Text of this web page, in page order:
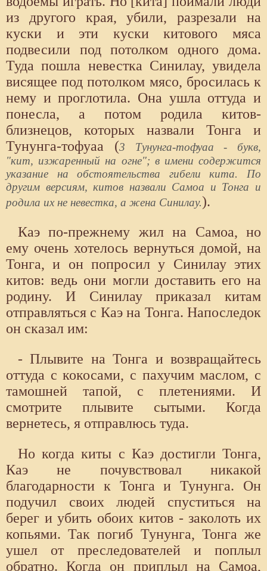
из другого края, убили, разрезали на
куски и эти куски китового мяса
подвесили под потолком одного дома.
Туда пошла невестка Синилау, увидела
висящее под потолком мясо, бросилась к
нему и проглотила. Она ушла оттуда и
понесла, а потом родила китов-
близнецов, которых назвали Тонга и
Тунунга-тофуаа (3 Тунунга-тофуаа - букв,
"кит, изжаренный на огне"; в имени содержится
указание на обстоятельства гибели кита. По
другим версиям, китов назвали Самоа и Тонга и
родила их не невестка, а жена Синилау.).
Каэ по-прежнему жил на Самоа, но
ему очень хотелось вернуться домой, на
Тонга, и он попросил у Синилау этих
китов: ведь они могли доставить его на
родину. И Синилау приказал китам
отправляться с Каэ на Тонга. Напоследок
он сказал им:
- Плывите на Тонга и возвращайтесь
оттуда с кокосами, с пахучим маслом, с
тамошней тапой, с плетениями. И
смотрите плывите сытыми. Когда
вернетесь, я отправлюсь туда.
Но когда киты с Каэ достигли Тонга,
Каэ не почувствовал никакой
благодарности к Тонга и Тунунга. Он
подучил своих людей спуститься на
берег и убить обоих китов - заколоть их
копьями. Так погиб Тунунга, Тонга же
ушел от преследователей и поплыл
обратно. Когда он приплыл на Самоа,